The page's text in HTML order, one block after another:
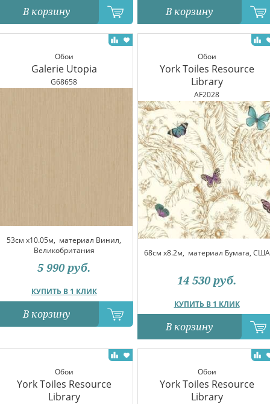
В корзину В корзину
Обои
Galerie Utopia
G68658
53см x10.05м, материал Винил,
Великобритания
КУПИТЬ В 1 КЛИК
5 990 руб.
В корзину
Обои
York Toiles Resource
Library
AF2028
68см x8.2м, материал Бумага, США
КУПИТЬ В 1 КЛИК
14 530 руб.
В корзину
Обои
York Toiles Resource
Library
Обои
York Toiles Resource
Library